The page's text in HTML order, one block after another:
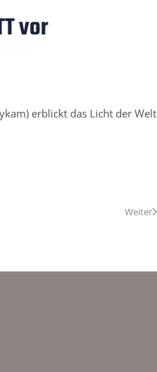
vor
erblickt das Licht der Welt
Weiter